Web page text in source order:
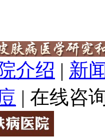
介绍 | 新
| 在线咨